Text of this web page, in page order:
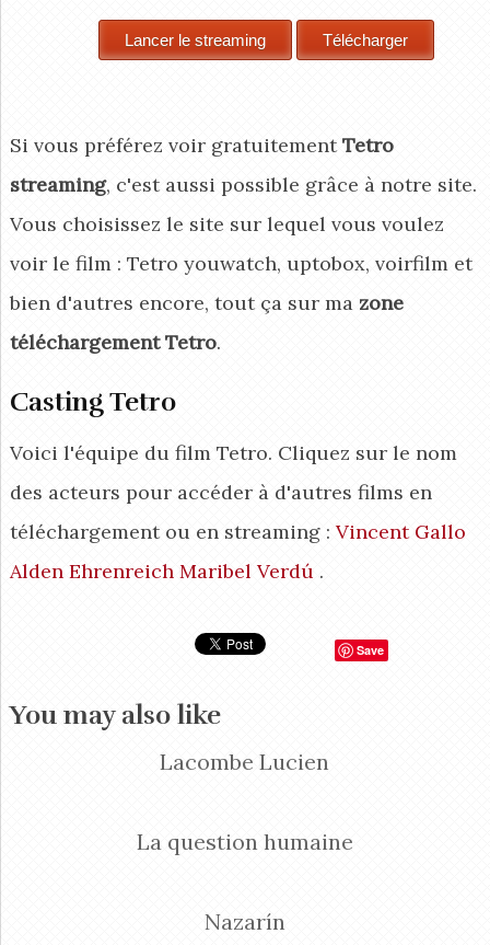
Si vous préférez voir gratuitementTetro
streaming, c'est aussi possible grâce à notre site.
Vous choisissez le site sur lequel vous voulez
voir le film : Tetro youwatch, uptobox, voirfilm et
bien d'autres encore, tout ça sur ma zone
téléchargement Tetro.
Casting Tetro
Voici l'équipe du film Tetro. Cliquez sur le nom
des acteurs pour accéder à d'autres films en
téléchargement ou en streaming : Vincent Gallo
Alden Ehrenreich Maribel Verdú .
Save
You may also like
Lacombe Lucien
La question humaine
Nazarín